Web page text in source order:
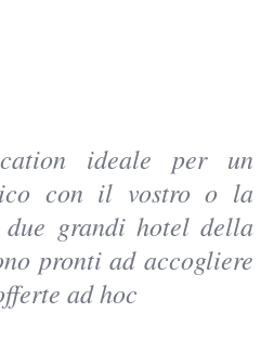
ideale per un
con il vostro o la
grandi hotel della
pronti ad accogliere
ad hoc